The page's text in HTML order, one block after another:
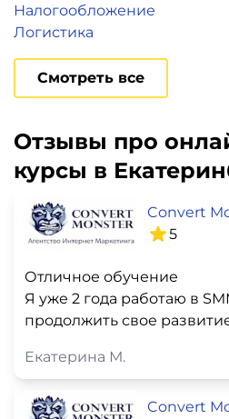
Налогообложение
Логистика
Смотреть все
Отзывы про
курсы в
Convert
5
Отличное обучение
Я уже 2 года работаю в
продолжить свое
Екатерина М.
Convert